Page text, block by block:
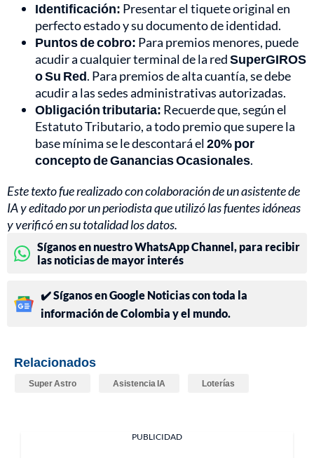
Identificación: Presentar el tiquete original en
perfecto estado y su documento de identidad.
Puntos de cobro: Para premios menores, puede
acudir a cualquier terminal de la redSuperGIROS
o Su Red. Para premios de alta cuantía, se debe
acudir a las sedes administrativas autorizadas.
Obligación tributaria: Recuerde que, según el
Estatuto Tributario, a todo premio que supere la
base mínima se le descontará el20% por
concepto de Ganancias Ocasionales.
Este texto fue realizado con colaboración de un asistente de
IA y editado por un periodista que utilizó las fuentes idóneas
y verificó en su totalidad los datos.
Síganos en nuestro WhatsApp Channel, para recibir
las noticias de mayor interés
✔️ Síganos en Google Noticias con toda la
información de Colombia y el mundo.
Relacionados
Super Astro Asistencia IA Loterías
PUBLICIDAD